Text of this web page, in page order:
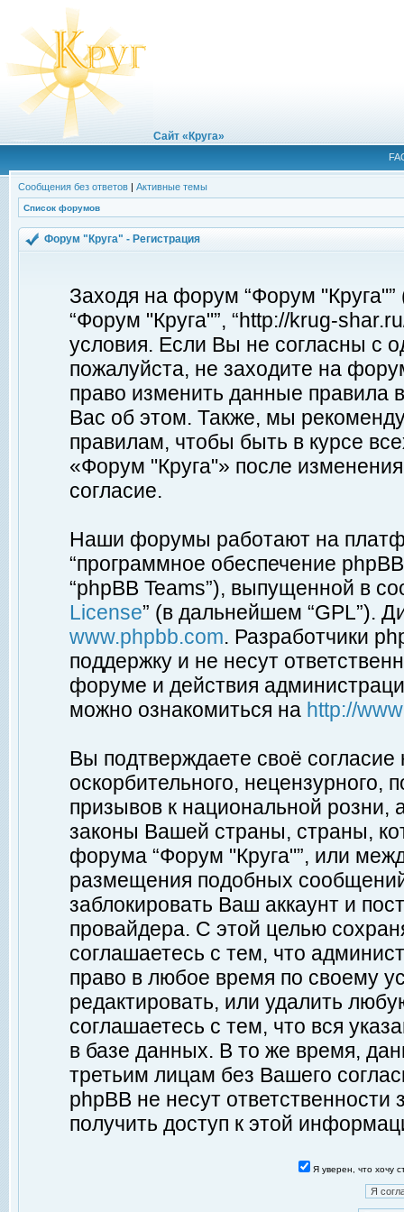
Сайт «Круга»
Сообщения без ответов | Активные темы
Список форумов
Форум "Круга" - Регистрация
Заходя на форум “Форум
“Форум "Круга"”, “http://krug-
условия. Если Вы не согласны с
пожалуйста, не заходите на
право изменить данные правила
Вас об этом. Также, мы
правилам, чтобы быть в курсе
«Форум "Круга"» после
согласие.
Наши форумы работают на
“программное обеспечение
“phpBB Teams”), выпущенной в
License” (в дальнейшем “GPL”).
www.phpbb.com. Разработчики
поддержку и не несут
форуме и действия
можно ознакомиться на http://
Вы подтверждаете своё
оскорбительного, нецензурного,
призывов к национальной
законы Вашей страны, страны,
форума “Форум "Круга"”, или
размещения подобных
заблокировать Ваш аккаунт и
провайдера. С этой целью
соглашаетесь с тем, что
право в любое время по своему
редактировать, или удалить
соглашаетесь с тем, что вся
в базе данных. В то же время,
третьим лицам без Вашего
phpBB не несут ответственности
получить доступ к этой
Я уверен, что хочу